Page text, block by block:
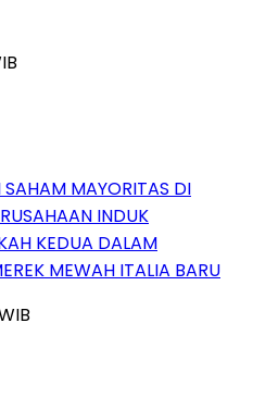
MAYORITAS DI
INDUK
KEDUA DALAM
MEWAH ITALIA BARU